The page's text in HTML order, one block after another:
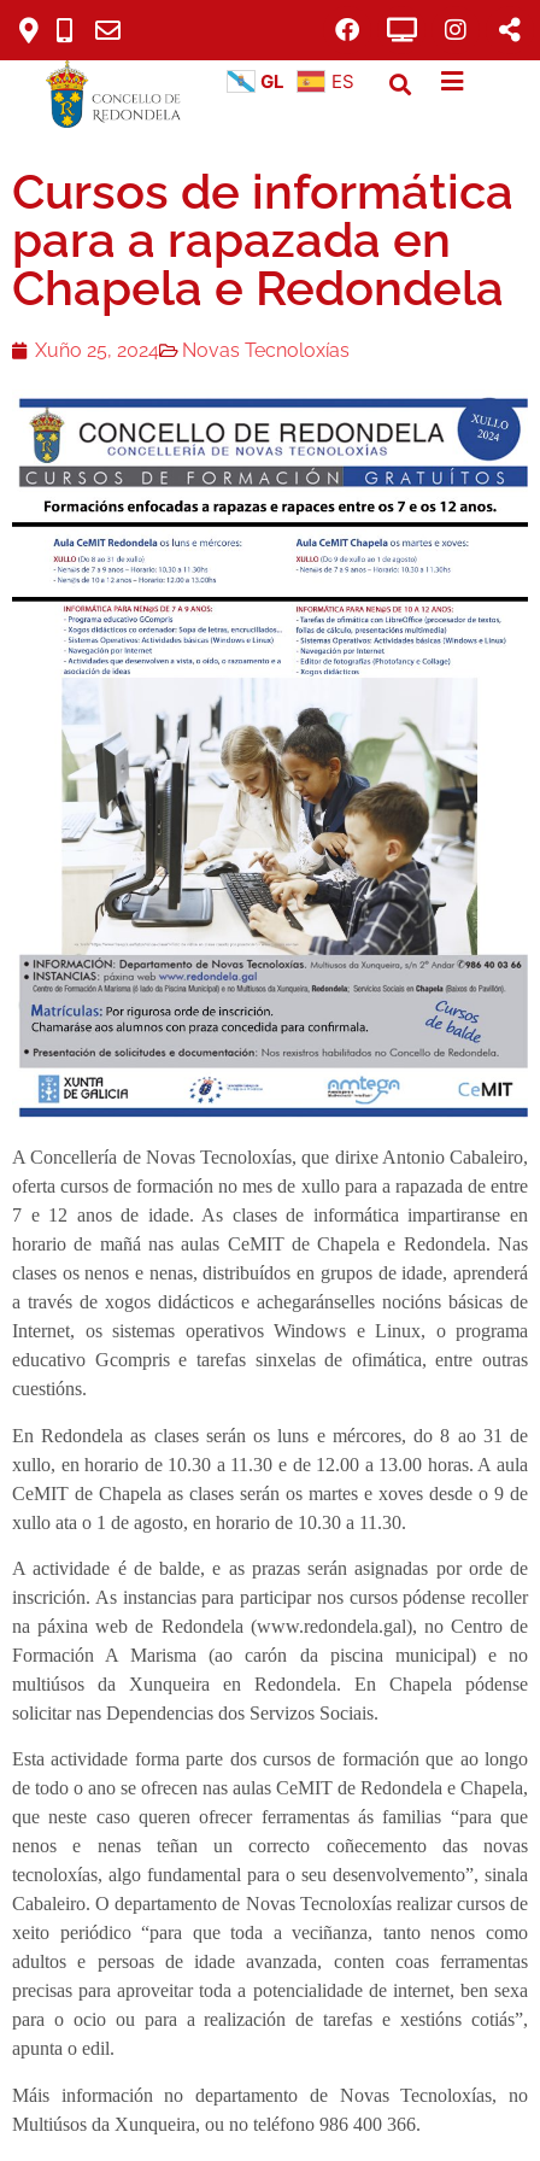
GL ES
Cursos de informática
para a rapazada en
Chapela e Redondela
Xuño 25, 2024 Novas Tecnoloxías
A Concellería de Novas Tecnoloxías, que dirixe Antonio Cabaleiro,
oferta cursos de formación no mes de xullo para a rapazada de entre
7 e 12 anos de idade. As clases de informática impartiranse en
horario de mañá nas aulas CeMIT de Chapela e Redondela. Nas
clases os nenos e nenas, distribuídos en grupos de idade, aprenderá
a través de xogos didácticos e achegaránselles nocións básicas de
Internet, os sistemas operativos Windows e Linux, o programa
educativo Gcompris e tarefas sinxelas de ofimática, entre outras
cuestións.
En Redondela as clases serán os luns e mércores, do 8 ao 31 de
xullo, en horario de 10.30 a 11.30 e de 12.00 a 13.00 horas. A aula
CeMIT de Chapela as clases serán os martes e xoves desde o 9 de
xullo ata o 1 de agosto, en horario de 10.30 a 11.30.
A actividade é de balde, e as prazas serán asignadas por orde de
inscrición. As instancias para participar nos cursos pódense recoller
na páxina web de Redondela (www.redondela.gal), no Centro de
Formación A Marisma (ao carón da piscina municipal) e no
multiúsos da Xunqueira en Redondela. En Chapela pódense
solicitar nas Dependencias dos Servizos Sociais.
Esta actividade forma parte dos cursos de formación que ao longo
de todo o ano se ofrecen nas aulas CeMIT de Redondela e Chapela,
que neste caso queren ofrecer ferramentas ás familias “para que
nenos e nenas teñan un correcto coñecemento das novas
tecnoloxías, algo fundamental para o seu desenvolvemento”, sinala
Cabaleiro. O departamento de Novas Tecnoloxías realizar cursos de
xeito periódico “para que toda a veciñanza, tanto nenos como
adultos e persoas de idade avanzada, conten coas ferramentas
precisas para aproveitar toda a potencialidade de internet, ben sexa
para o ocio ou para a realización de tarefas e xestións cotiás”,
apunta o edil.
Máis información no departamento de Novas Tecnoloxías, no
Multiúsos da Xunqueira, ou no teléfono 986 400 366.